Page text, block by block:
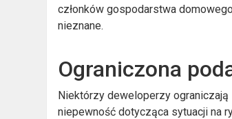
członków gospodarstwa
nieznane.
Ograniczona
Niektórzy deweloperzy
niepewność dotycząca sytuacji na